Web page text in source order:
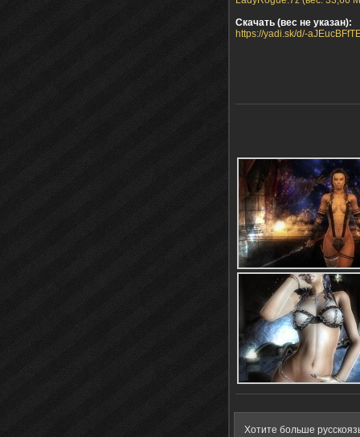
Скачать (вес не указан):
https://yadi.sk/d/-
Хотите больше